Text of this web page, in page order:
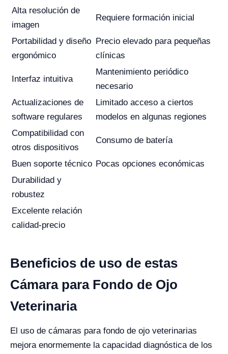
Alta resolución de
imagen
Requiere formación inicial
Portabilidad y diseño
ergonómico
Precio elevado para pequeñas
clínicas
Interfaz intuitiva
Mantenimiento periódico
necesario
Actualizaciones de
software regulares
Limitado acceso a ciertos
modelos en algunas regiones
Compatibilidad con
otros dispositivos
Consumo de batería
Buen soporte técnico Pocas opciones económicas
Durabilidad y
robustez
Excelente relación
calidad-precio
Beneficios de uso de estas
Cámara para Fondo de Ojo
Veterinaria
El uso de cámaras para fondo de ojo veterinarias
mejora enormemente la capacidad diagnóstica de los